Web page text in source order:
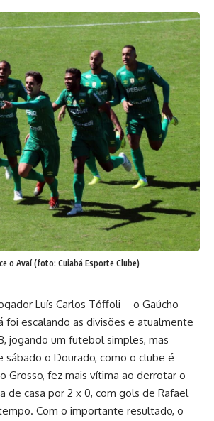
o Avaí (foto: Cuiabá Esporte Clube)
Luís Carlos Tóffoli – o Gaúcho –
foi escalando as divisões e atualmente
jogando um futebol simples, mas
o Dourado, como o clube é
Grosso, fez mais vítima ao derrotar o
de casa por 2 x 0, com gols de Rafael
Com o importante resultado, o